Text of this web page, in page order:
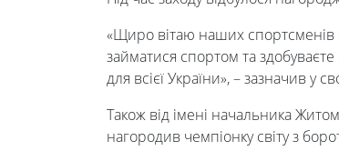
діяльність
Абітурієнтам
«Щиро вітаю наших спортсменів
займатися спортом та
для всієї України», – зазначив
Також від імені начальника
нагородив чемпіонку світу з